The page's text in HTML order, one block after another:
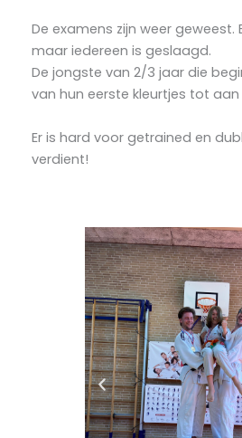
De examens zijn weer geweest.
maar iedereen is geslaagd.
De jongste van 2/3 jaar die
van hun eerste kleurtjes tot
Er is hard voor getrained en
verdient!